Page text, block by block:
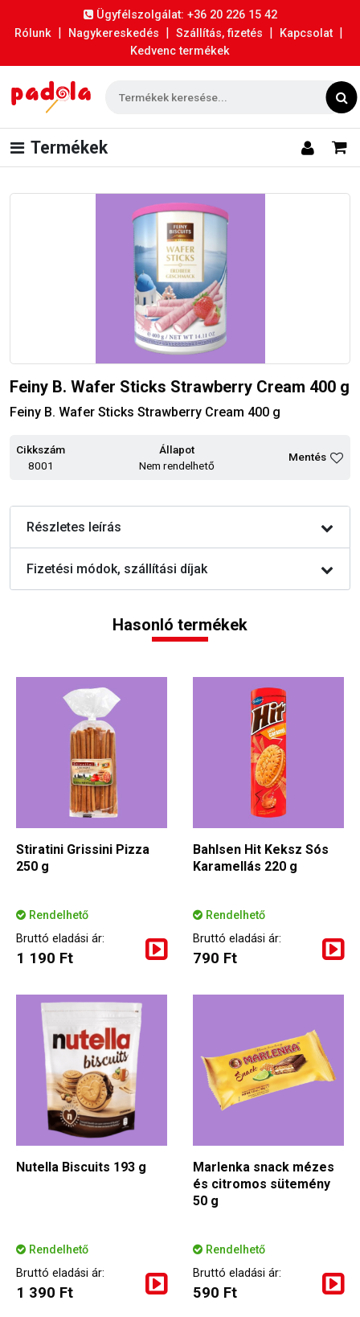
Ügyfélszolgálat: +36 20 226 15 42
Rólunk | Nagykereskedés | Szállítás, fizetés | Kapcsolat |
Kedvenc termékek
Termékek
Feiny B. Wafer Sticks Strawberry Cream 400 g
Feiny B. Wafer Sticks Strawberry Cream 400 g
Cikkszám
8001
Állapot
Nem rendelhető
Mentés
Részletes leírás
Fizetési módok, szállítási díjak
Hasonló termékek
Stiratini Grissini Pizza
250 g
Rendelhető
Bruttó eladási ár:
1 190 Ft
Bahlsen Hit Keksz Sós
Karamellás 220 g
Rendelhető
Bruttó eladási ár:
790 Ft
Nutella Biscuits 193 g
Rendelhető
Bruttó eladási ár:
1 390 Ft
Marlenka snack mézes
és citromos sütemény
50 g
Rendelhető
Bruttó eladási ár:
590 Ft